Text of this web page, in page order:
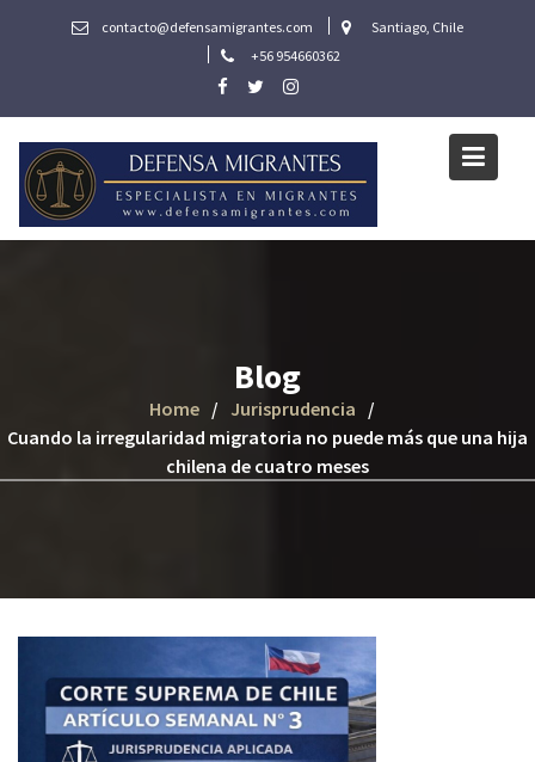
contacto@defensamigrantes.com
Santiago, Chile
+56 954660362
Blog
Home
Jurisprudencia
Cuando la irregularidad migratoria no puede más que una hija
chilena de cuatro meses